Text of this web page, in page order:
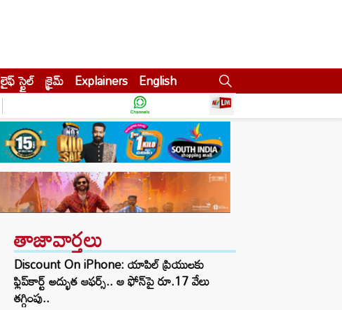
లైఫ్ స్టైల్ క్రైమ్ Explainers English
తాజావార్తలు
Discount On iPhone: యాపిల్ ప్రియులకు
ఫ్లిప్‌కార్ట్ అద్భుత ఆఫర్స్.. ఆ ఫోన్‌పై రూ.17 వేలు
తగ్గింపు..